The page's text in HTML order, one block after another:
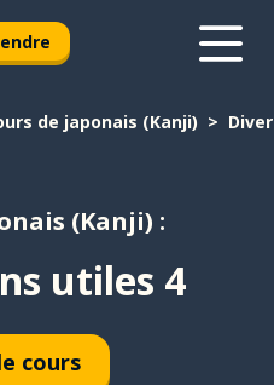
de japonais (Kanji)
(Kanji) :
utiles 4
cours